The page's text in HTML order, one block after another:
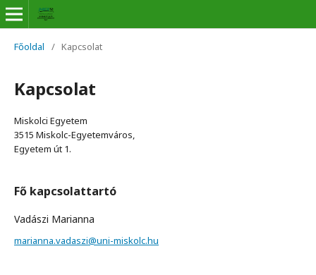
Főoldal / Kapcsolat
Kapcsolat
Miskolci Egyetem
3515 Miskolc-Egyetemváros,
Egyetem út 1.
Fő kapcsolattartó
Vadászi Marianna
marianna.vadaszi@uni-miskolc.hu